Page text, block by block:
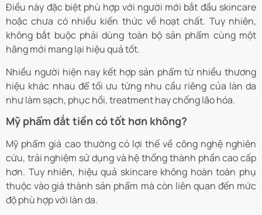
Điều này đặc biệt phù hợp với người mới bắt đầu skincare
hoặc chưa có nhiều kiến thức về hoạt chất. Tuy nhiên,
không bắt buộc phải dùng toàn bộ sản phẩm cùng một
hãng mới mang lại hiệu quả tốt.
Nhiều người hiện nay kết hợp sản phẩm từ nhiều thương
hiệu khác nhau để tối ưu từng nhu cầu riêng của làn da
như làm sạch, phục hồi, treatment hay chống lão hóa.
Mỹ phẩm đắt tiền có tốt hơn không?
Mỹ phẩm giá cao thường có lợi thế về công nghệ nghiên
cứu, trải nghiệm sử dụng và hệ thống thành phần cao cấp
hơn. Tuy nhiên, hiệu quả skincare không hoàn toàn phụ
thuộc vào giá thành sản phẩm mà còn liên quan đến mức
độ phù hợp với làn da.